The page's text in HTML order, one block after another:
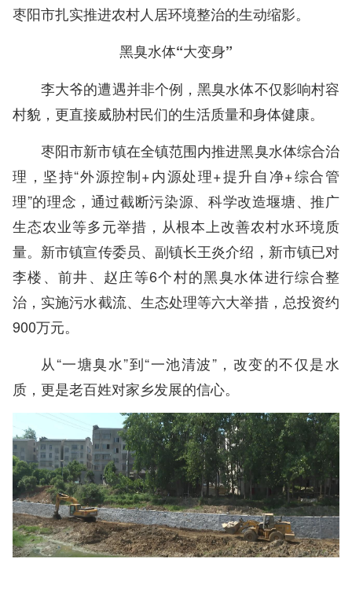
枣阳市扎实推进农村人居环境整治的生动缩影。
黑臭水体“大变身”
李大爷的遭遇并非个例，黑臭水体不仅影响村容
村貌，更直接威胁村民们的生活质量和身体健康。
枣阳市新市镇在全镇范围内推进黑臭水体综合治
理，坚持“外源控制+内源处理+提升自净+综合管
理”的理念，通过截断污染源、科学改造堰塘、推广
生态农业等多元举措，从根本上改善农村水环境质
量。新市镇宣传委员、副镇长王炎介绍，新市镇已对
李楼、前井、赵庄等6个村的黑臭水体进行综合整
治，实施污水截流、生态处理等六大举措，总投资约
900万元。
从“一塘臭水”到“一池清波”，改变的不仅是水
质，更是老百姓对家乡发展的信心。